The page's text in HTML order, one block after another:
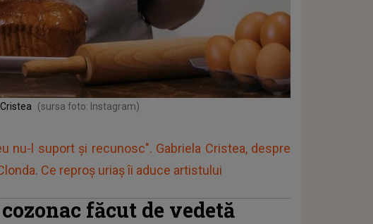
(sursa foto: Instagram)
nu-l suport și recunosc". Gabriela Cristea, despre
Ce reproș uriaș îi aduce artistului
făcut de vedetă